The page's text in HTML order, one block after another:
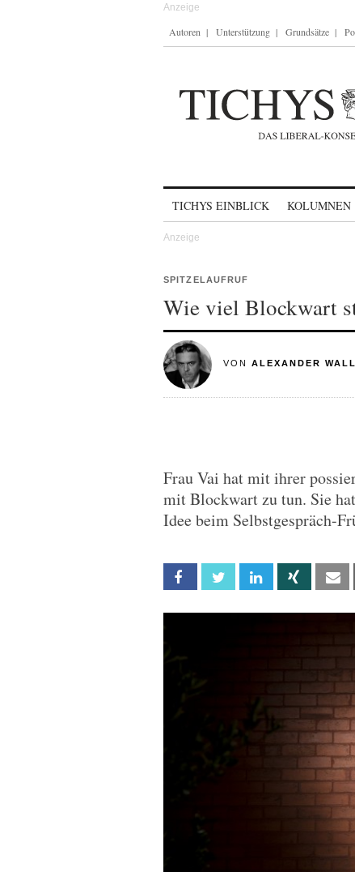
Autoren Unterstützung Grundsätze
TICHYS EINBLICK KOLUMNEN
SPITZELAUFRUF
Wie viel Blockwart
VON ALEXANDER
Frau Vai hat mit ihrer
mit Blockwart zu tun. Sie
Idee beim Selbstgespräch-
Facebook Twitter Linkedin Xing